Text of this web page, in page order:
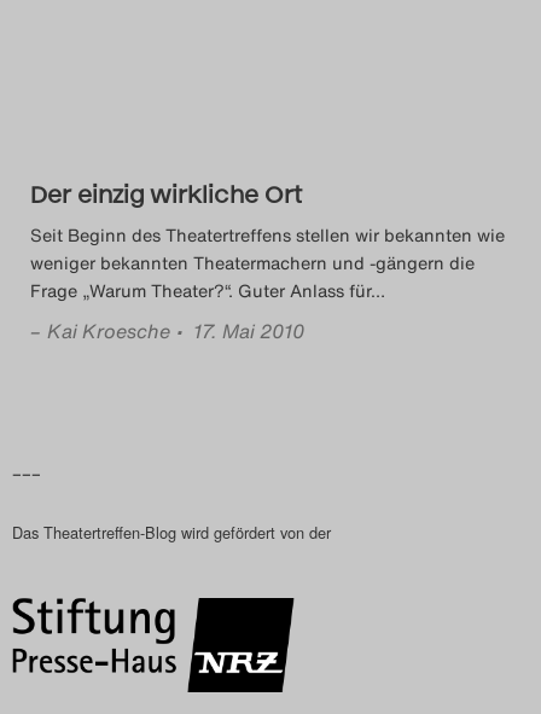
2015
Das Theatertreffen-Blog
2016
Das Theatertreffen-Blog
2018
Das Theatertreffen-Blog
2018 Alumni
Das Theatertreffen-Blog
Der einzig wirkliche Ort
Seit Beginn des Theatertreffens stellen wir bekannten wie
weniger bekannten Theatermachern und -gängern die
Frage „Warum Theater?“. Guter Anlass für…
– Kai Kroesche • 17. Mai 2010
–––
Das Theatertreffen-Blog wird gefördert von der